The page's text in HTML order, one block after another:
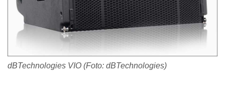
dBTechnologies VIO (Foto: dBTechnologies)